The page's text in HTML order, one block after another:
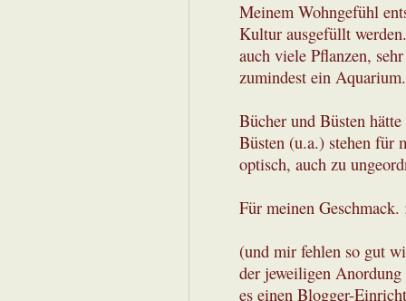
Meinem Wohngefühl
Kultur ausgefüllt
auch viele Pflanzen,
zumindest ein Aquarium.
Bücher und Büsten
Büsten (u.a.) stehen für
optisch, auch zu
Für meinen Geschmack.
(und mir fehlen so gut
der jeweiligen
es einen Blogger-